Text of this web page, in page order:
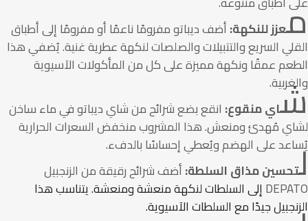
عزز للنكهة:أضف ديباتو مفرومًا ناعمًا أو مفرومًا إلى أطباق
السريع والتتبيلات والصلصات لنكهة عطرية غنية. يُضفي هذا
عمقًا ونكهة مميزة على كل من المأكولات الآسيوية
اي منقوع:انقع بضع شرائح من شاي ديباتو في ماء ساخن
مُهدئ ومنعش. هذا المشروب منخفض السعرات الحرارية
على الهضم ويُعطي إحساسًا بالدفء.
مذاق السلطة:أضف شرائح رقيقة من الزنجبيل
إلى السلطات لنكهة منعشة ومنعشة. يتناسب هذا
جيدًا مع السلطات الآسيوية.